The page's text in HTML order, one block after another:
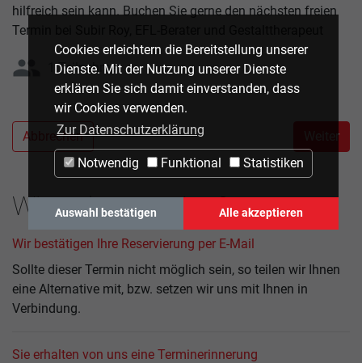
Cookies erleichtern die Bereitstellung unserer
Dienste. Mit der Nutzung unserer Dienste
erklären Sie sich damit einverstanden, dass
wir Cookies verwenden.
Zur Datenschutzerklärung
Notwendig Funktional Statistiken
Auswahl bestätigen Alle akzeptieren
hilfreich sein kann. Buchen Sie gerne den nächsten freien
Termin bei Subir Roy, EFL-Berater und Gestalttherapeut
group 1 Teilnehmer
Abbrechen Weiter
Wie geht es weiter?
Wir bestätigen Ihre Reservierung per E-Mail
Sollte dieser Termin nicht möglich sein, so teilen wir Ihnen
eine Alternative mit, bzw. setzen wir uns mit Ihnen in
Verbindung.
Sie erhalten von uns eine Terminerinnerung